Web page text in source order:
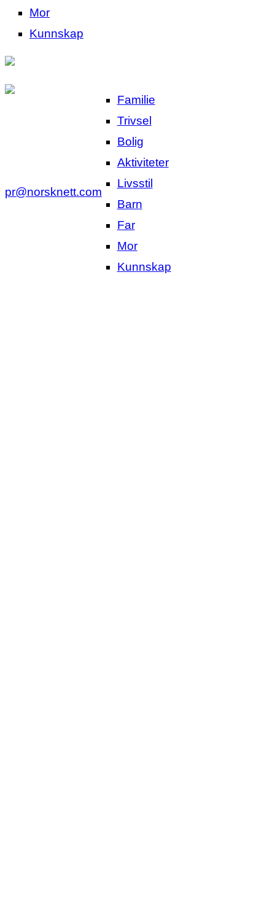
Mor
Kunnskap
Familie
Trivsel
Bolig
Aktiviteter
Livsstil
Barn
Far
Mor
Kunnskap
pr@norsknett.com